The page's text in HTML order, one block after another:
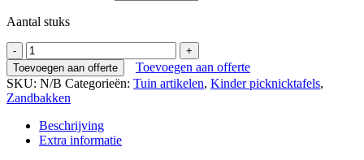
Aantal stuks
Zandbak
1
groen
of
blauw
aantal
Toevoegen aan offerte
Toevoegen aan offerte
SKU: N/B Categorieën: Tuin artikelen, Kinder picknicktafels,
Zandbakken
Beschrijving
Extra informatie